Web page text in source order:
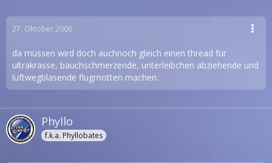
27. Oktober 2006
da müssen wird doch auchnoch gleich einen thread für
ultrakrasse, bauchschmerzende, unterleibchen abziehende und
luftwegblasende flugmotten machen.
Phyllo
f.k.a. Phyllobates